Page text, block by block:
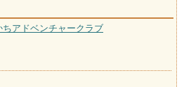
アドベンチャークラブ